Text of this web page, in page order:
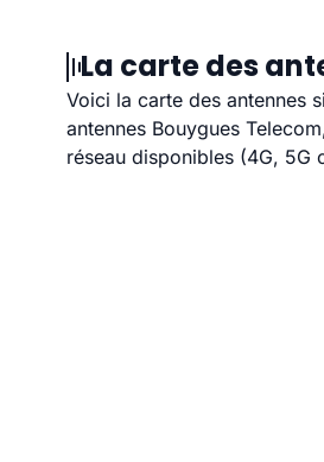
La carte des
Voici la carte des antennes
antennes Bouygues
réseau disponibles (4G, 5G